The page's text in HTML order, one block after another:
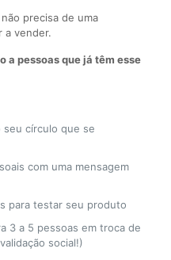
precisa de uma
a vender.
a pessoas que já têm esse
seu círculo que se
com uma mensagem
para testar seu produto
3 a 5 pessoas em troca de
social!)